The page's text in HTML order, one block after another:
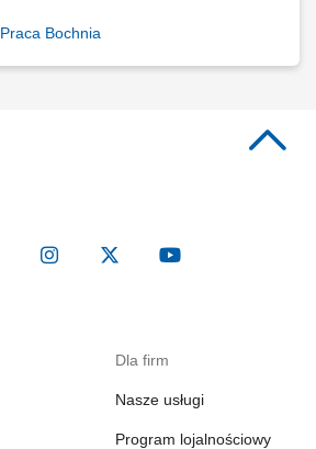
Praca Bochnia
Dla firm
Nasze usługi
Program lojalnościowy